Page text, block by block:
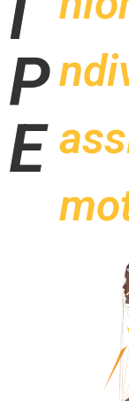
I
P
E